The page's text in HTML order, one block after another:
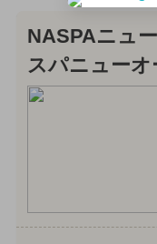
NASPAニュ
スパニューオ